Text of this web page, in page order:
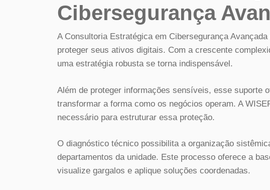
Cibersegurança
A Consultoria Estratégica em Cibersegurança
proteger seus ativos digitais. Com a crescente
uma estratégia robusta se torna indispensável.
Além de proteger informações sensíveis, esse suporte
transformar a forma como os negócios operam. A
necessário para estruturar essa proteção.
O diagnóstico técnico possibilita a organização
departamentos da unidade. Este processo oferece a
visualize gargalos e aplique soluções coordenadas.